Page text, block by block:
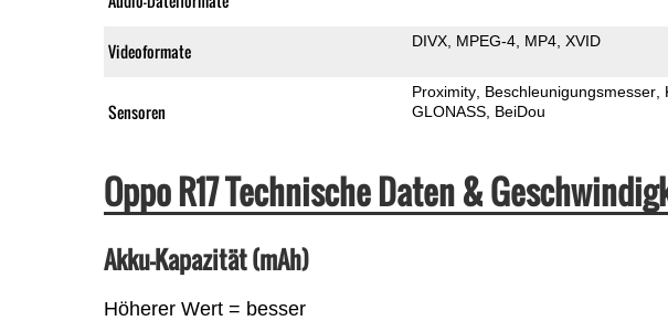
Videoformate DIVX MPEG-4 MP4 XVID
Sensoren
Proximity Beschleunigungsmesser
GLONASS BeiDou
Oppo R17 Technische Daten &
Akku-Kapazität (mAh)
Höherer Wert = besser